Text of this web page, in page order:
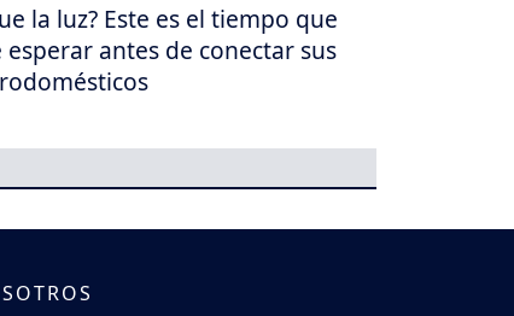
la luz? Este es el tiempo que
esperar antes de conectar sus